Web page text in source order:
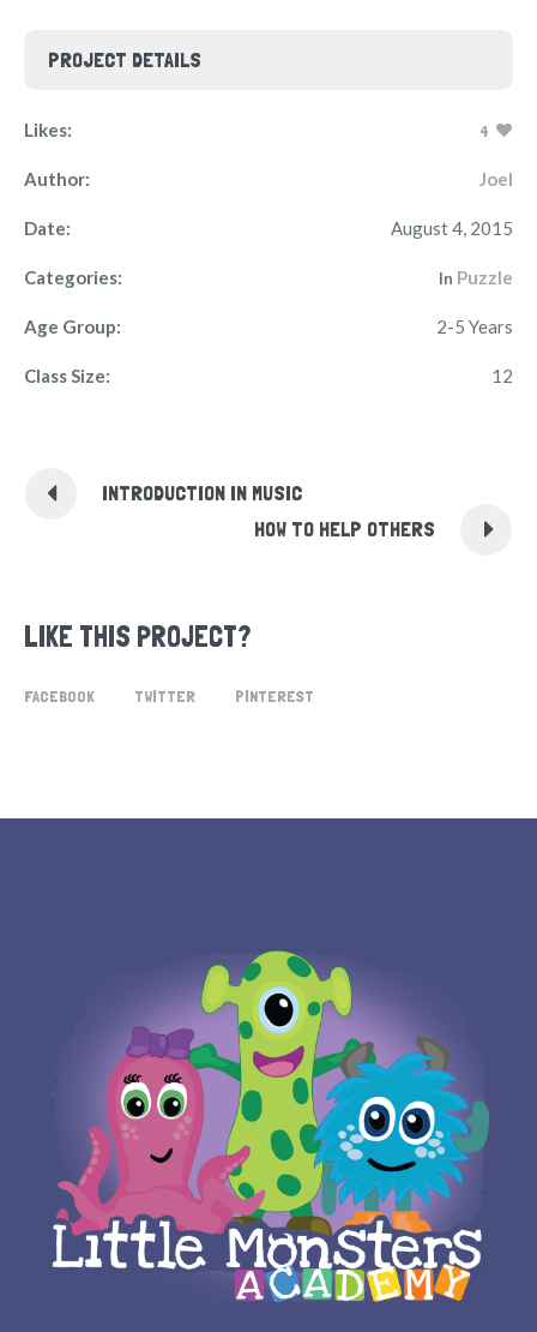
PROJECT DETAILS
Likes: 4
Author: Joel
Date: August 4, 2015
Categories: In Puzzle
Age Group: 2-5 Years
Class Size: 12
INTRODUCTION IN MUSIC
HOW TO HELP OTHERS
LIKE THIS PROJECT?
FACEBOOK TWITTER PINTEREST